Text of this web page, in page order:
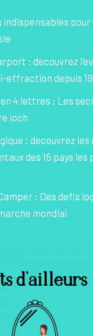
indispensables
: decouvrez
effraction depuis
en 4 lettres : Les
loch
: decouvrez les
des 15 pays les
: Des defis
mondial